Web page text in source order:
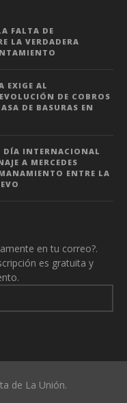
FALTA DE
LA VERDADERA
EXIGE AL
DE COBROS
DE BASURAS EN
DÍA INTERNACIONAL
A MERCEDES
ENTRE LA
en tu correo?.
es gratuita y
de La Unión.